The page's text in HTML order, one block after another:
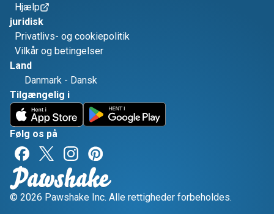
Hjælp
juridisk
Privatlivs- og cookiepolitik
Vilkår og betingelser
Land
Danmark - Dansk
Tilgængelig i
Følg os på
© 2026 Pawshake Inc. Alle rettigheder forbeholdes.